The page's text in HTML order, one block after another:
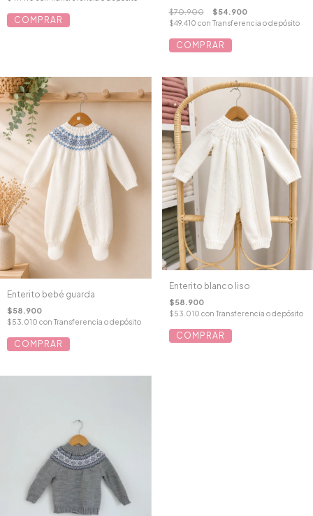
COMPRAR
$70.900 $54.900
$49.410 con Transferencia o depósito
COMPRAR
Enterito bebé guarda
$58.900
$53.010 con Transferencia o depósito
COMPRAR
Enterito blanco liso
$58.900
$53.010 con Transferencia o depósito
COMPRAR